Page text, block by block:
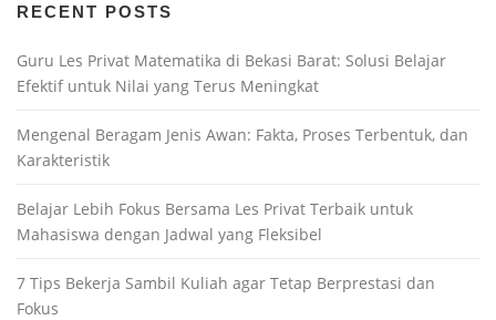
RECENT POSTS
Guru Les Privat Matematika di Bekasi Barat: Solusi Belajar
Efektif untuk Nilai yang Terus Meningkat
Mengenal Beragam Jenis Awan: Fakta, Proses Terbentuk, dan
Karakteristik
Belajar Lebih Fokus Bersama Les Privat Terbaik untuk
Mahasiswa dengan Jadwal yang Fleksibel
7 Tips Bekerja Sambil Kuliah agar Tetap Berprestasi dan
Fokus